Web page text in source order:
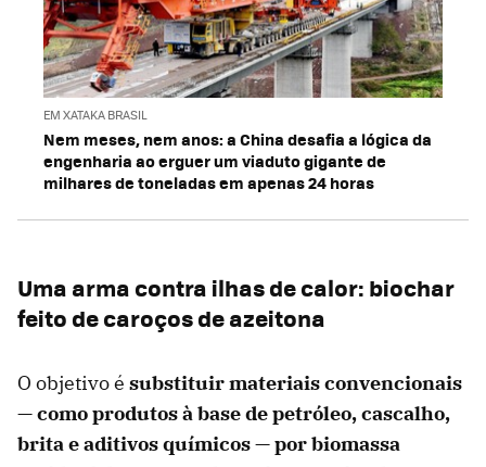
EM XATAKA BRASIL
Nem meses, nem anos: a China desafia a lógica da
engenharia ao erguer um viaduto gigante de
milhares de toneladas em apenas 24 horas
Uma arma contra ilhas de calor: biochar
feito de caroços de azeitona
O objetivo é substituir materiais convencionais
— como produtos à base de petróleo, cascalho,
brita e aditivos químicos — por biomassa